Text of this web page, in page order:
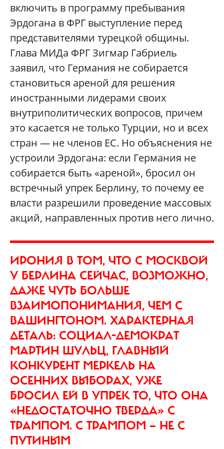
включить в программу пребывания
Эрдогана в ФРГ выступление перед
представителями турецкой общины.
Глава МИДа ФРГ Зигмар Габриель
заявил, что Германия не собирается
становиться ареной для решения
иностранными лидерами своих
внутриполитических вопросов, причем
это касается не только Турции, но и всех
стран — не членов ЕС. Но объяснения не
устроили Эрдогана: если Германия не
собирается быть «ареной», бросил он
встречный упрек Берлину, то почему ее
власти разрешили проведение массовых
акций, направленных против него лично.
ИРОНИЯ В ТОМ, ЧТО С МОСКВОЙ
У БЕРЛИНА СЕЙЧАС, ВОЗМОЖНО,
ДАЖЕ ЧУТЬ БОЛЬШЕ
ВЗАИМОПОНИМАНИЯ, ЧЕМ С
ВАШИНГТОНОМ. ХАРАКТЕРНАЯ
ДЕТАЛЬ: СОЦИАЛ-ДЕМОКРАТ
МАРТИН ШУЛЬЦ, ГЛАВНЫЙ
КОНКУРЕНТ МЕРКЕЛЬ НА
ОСЕННИХ ВЫБОРАХ, УЖЕ
БРОСИЛ ЕЙ В УПРЕК ТО, ЧТО ОНА
«НЕДОСТАТОЧНО ТВЕРДА» С
ТРАМПОМ. С ТРАМПОМ — НЕ С
ПУТИНЫМ